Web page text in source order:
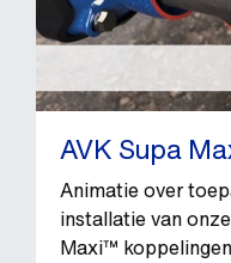
AVK Supa
Animatie over
installatie van
Maxi™